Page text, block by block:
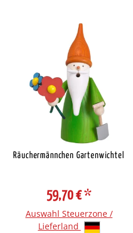
Räuchermännchen Gartenwichtel
59,70 €*
Auswahl Steuerzone /
Lieferland